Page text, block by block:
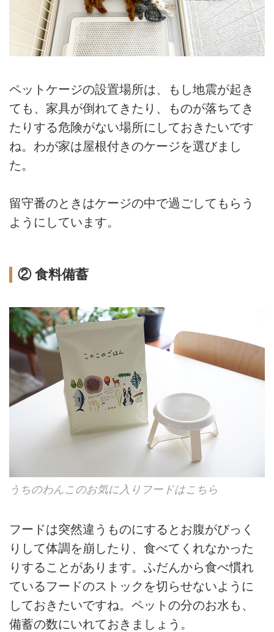
ペットケージの設置場所は、もし地震が起き
ても、家具が倒れてきたり、ものが落ちてき
たりする危険がない場所にしておきたいです
ね。わが家は屋根付きのケージを選びまし
た。
留守番のときはケージの中で過ごしてもらう
ようにしています。
② 食料備蓄
うちのわんこのお気に入りフードはこちら
フードは突然違うものにするとお腹がびっく
りして体調を崩したり、食べてくれなかった
りすることがあります。ふだんから食べ慣れ
ているフードのストックを切らせないように
しておきたいですね。ペットの分のお水も、
備蓄の数にいれておきましょう。